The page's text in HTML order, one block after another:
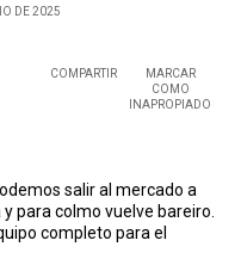
DE 2025
COMPARTIR
MARCAR
COMO
INAPROPIADO
salir al mercado a
para colmo vuelve bareiro.
completo para el